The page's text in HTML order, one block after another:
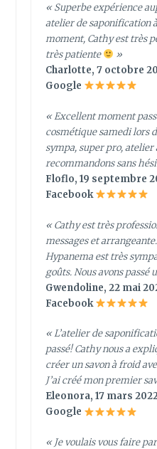
« Superbe expérience
atelier de saponification
moment, Cathy est très
très patiente
»
Charlotte, 7 octobre
Google
« Excellent moment
cosmétique samedi lors
sympa, super pro, atelier
recommandons sans
Floflo, 19 septembre
Facebook
« Cathy est très
messages et
Hypanema est très
goûts. Nous avons passé
Gwendoline, 22 mai
Facebook
« L’atelier de
passé! Cathy nous a
créer un savon à froid
J’ai créé mon premier
Eleonora, 17 mars
Google
« Je voulais vous faire